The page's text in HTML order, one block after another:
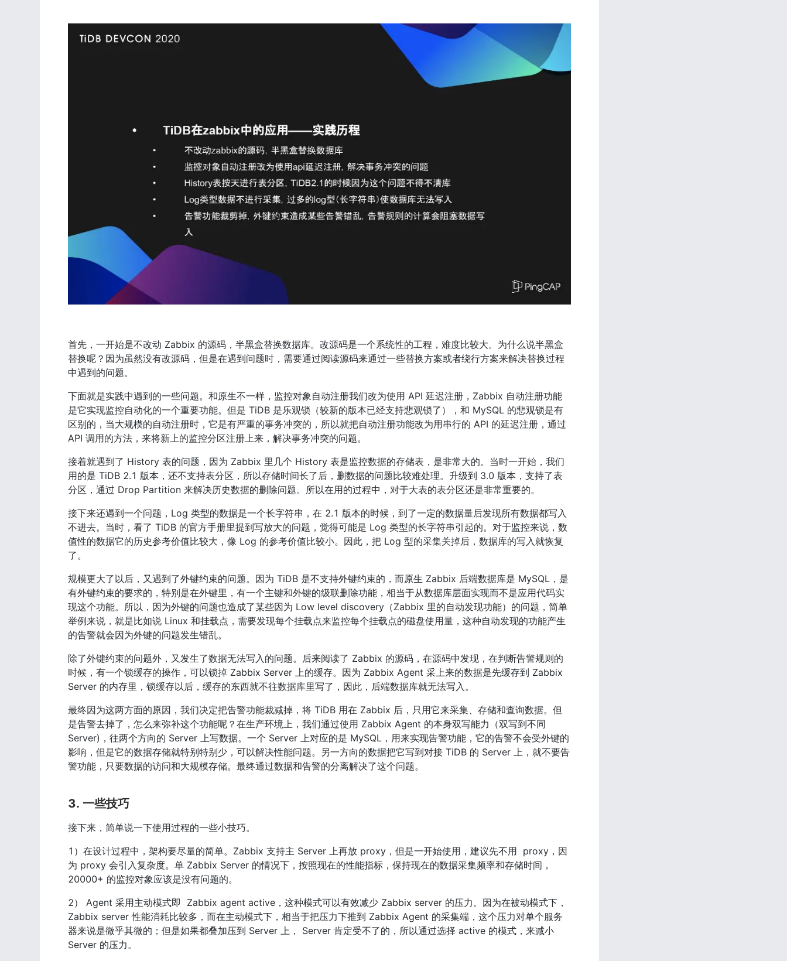
首先，一开始是不改动 Zabbix 的源码，半黑盒替换数据库。改源码是一个系统性的工程，难度比较大。为什么说半黑盒
替换呢？因为虽然没有改源码，但是在遇到问题时，需要通过阅读源码来通过一些替换方案或者绕行方案来解决替换过程
中遇到的问题。
下面就是实践中遇到的一些问题。和原生不一样，监控对象自动注册我们改为使用 API 延迟注册，Zabbix 自动注册功能
是它实现监控自动化的一个重要功能。但是 TiDB 是乐观锁（较新的版本已经支持悲观锁了），和 MySQL 的悲观锁是有
区别的，当大规模的自动注册时，它是有严重的事务冲突的，所以就把自动注册功能改为用串行的 API 的延迟注册，通过
API 调用的方法，来将新上的监控分区注册上来，解决事务冲突的问题。
接着就遇到了 History 表的问题，因为 Zabbix 里几个 History 表是监控数据的存储表，是非常大的。当时一开始，我们
用的是 TiDB 2.1 版本，还不支持表分区，所以存储时间长了后，删数据的问题比较难处理。升级到 3.0 版本，支持了表
分区，通过 Drop Partition 来解决历史数据的删除问题。所以在用的过程中，对于大表的表分区还是非常重要的。
接下来还遇到一个问题，Log 类型的数据是一个长字符串，在 2.1 版本的时候，到了一定的数据量后发现所有数据都写入
不进去。当时，看了 TiDB 的官方手册里提到写放大的问题，觉得可能是 Log 类型的长字符串引起的。对于监控来说，数
值性的数据它的历史参考价值比较大，像 Log 的参考价值比较小。因此，把 Log 型的采集关掉后，数据库的写入就恢复
了。
规模更大了以后，又遇到了外键约束的问题。因为 TiDB 是不支持外键约束的，而原生 Zabbix 后端数据库是 MySQL，是
有外键约束的要求的，特别是在外键里，有一个主键和外键的级联删除功能，相当于从数据库层面实现而不是应用代码实
现这个功能。所以，因为外键的问题也造成了某些因为 Low level discovery（Zabbix 里的自动发现功能）的问题，简单
举例来说，就是比如说 Linux 和挂载点，需要发现每个挂载点来监控每个挂载点的磁盘使用量，这种自动发现的功能产生
的告警就会因为外键的问题发生错乱。
除了外键约束的问题外，又发生了数据无法写入的问题。后来阅读了 Zabbix 的源码，在源码中发现，在判断告警规则的
时候，有一个锁缓存的操作，可以锁掉 Zabbix Server 上的缓存。因为 Zabbix Agent 采上来的数据是先缓存到 Zabbix
Server 的内存里，锁缓存以后，缓存的东西就不往数据库里写了，因此，后端数据库就无法写入。
最终因为这两方面的原因，我们决定把告警功能裁减掉，将 TiDB 用在 Zabbix 后，只用它来采集、存储和查询数据。但
是告警去掉了，怎么来弥补这个功能呢？在生产环境上，我们通过使用 Zabbix Agent 的本身双写能力（双写到不同
Server)，往两个方向的 Server 上写数据。一个 Server 上对应的是 MySQL，用来实现告警功能，它的告警不会受外键的
影响，但是它的数据存储就特别特别少，可以解决性能问题。另一方向的数据把它写到对接 TiDB 的 Server 上，就不要告
警功能，只要数据的访问和大规模存储。最终通过数据和告警的分离解决了这个问题。
3. 一些技巧
接下来，简单说一下使用过程的一些小技巧。
1）在设计过程中，架构要尽量的简单。Zabbix 支持主 Server 上再放 proxy，但是一开始使用，建议先不用  proxy，因
为 proxy 会引入复杂度。单 Zabbix Server 的情况下，按照现在的性能指标，保持现在的数据采集频率和存储时间，
20000+ 的监控对象应该是没有问题的。
2） Agent 采用主动模式即  Zabbix agent active，这种模式可以有效减少 Zabbix server 的压力。因为在被动模式下，
Zabbix server 性能消耗比较多，而在主动模式下，相当于把压力下推到 Zabbix Agent 的采集端，这个压力对单个服务
器来说是微乎其微的；但是如果都叠加压到 Server 上， Server 肯定受不了的，所以通过选择 active 的模式，来减小
Server 的压力。